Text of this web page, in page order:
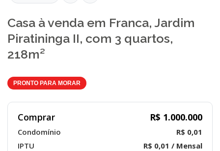
Casa à venda em Franca, Jardim
Piratininga II, com 3 quartos,
218m²
PRONTO PARA MORAR
Comprar R$ 1.000.000
Condomínio
R$ 0,01
IPTU
R$ 0,01 / Mensal